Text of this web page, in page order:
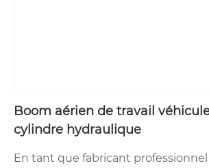
Boom aérien de travail
cylindre hydraulique
En tant que fabricant